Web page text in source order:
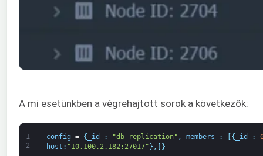
A mi esetünkben a végrehajtott sorok a következők:
1
2
config = { _id : "db-replication" , members : { _id :
host : "10.100.2.182:27017" } , }